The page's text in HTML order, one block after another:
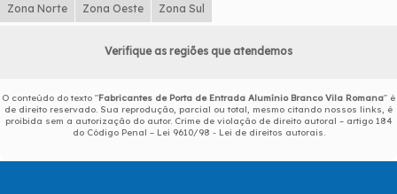
Zona Norte Zona Oeste Zona Sul
Verifique as regiões que atendemos
O conteúdo do texto "Fabricantes de Porta de Entrada Alumínio Branco Vila Romana" é
de direito reservado. Sua reprodução, parcial ou total, mesmo citando nossos links, é
proibida sem a autorização do autor. Crime de violação de direito autoral – artigo 184
do Código Penal – Lei 9610/98 - Lei de direitos autorais